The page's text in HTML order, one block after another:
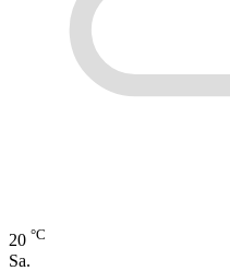
20 °C
Sa.